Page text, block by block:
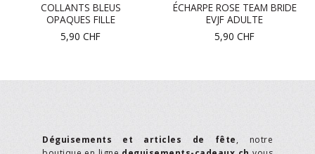
COLLANTS BLEUS
OPAQUES FILLE
5,90 CHF
ÉCHARPE ROSE TEAM BRIDE
EVJF ADULTE
5,90 CHF
Déguisements et articles de fête, notre